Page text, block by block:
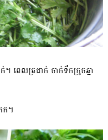
ពេល​ត្រជាក់ ចាក់ទឹក​ក្រូចឆ្មា​
ក​។​